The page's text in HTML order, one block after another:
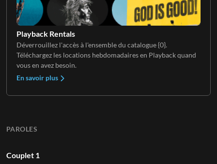
Playback Rentals
Déverrouillez l'accès à l'ensemble du catalogue {0}.
Téléchargez les locations hebdomadaires en Playback quand
vous en avez besoin.
En savoir plus
PAROLES
Couplet 1